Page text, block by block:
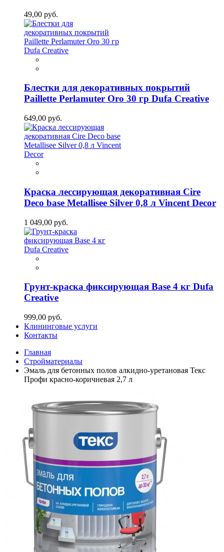
49,00 руб.
Блестки для декоративных покрытий
Paillette Perlamuter Oro 30 гр Dufa Creative
649,00 руб.
Краска лессирующая декоративная Cire
Deco base Metallisee Silver 0,8 л Vincent Decor
1 049,00 руб.
Грунт-краска фиксирующая Base 4 кг Dufa
Creative
999,00 руб.
Клининговые услуги
Контакты
Главная
Стройматериалы
Эмаль для бетонных полов алкидно-уретановая Текс
Профи красно-коричневая 2,7 л